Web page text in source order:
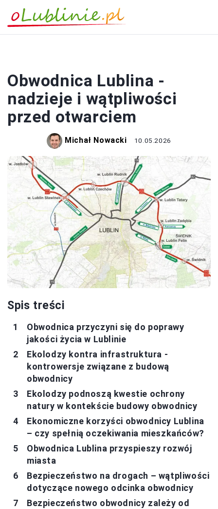
Obwodnica Lublina -
nadzieje i wątpliwości
przed otwarciem
Michał Nowacki 10.05.2026
Spis treści
Obwodnica przyczyni się do poprawy
jakości życia w Lublinie
Ekolodzy kontra infrastruktura -
kontrowersje związane z budową
obwodnicy
Ekolodzy podnoszą kwestie ochrony
natury w kontekście budowy obwodnicy
Ekonomiczne korzyści obwodnicy Lublina
– czy spełnią oczekiwania mieszkańców?
Obwodnica Lublina przyspieszy rozwój
miasta
Bezpieczeństwo na drogach – wątpliwości
dotyczące nowego odcinka obwodnicy
Bezpieczeństwo obwodnicy zależy od